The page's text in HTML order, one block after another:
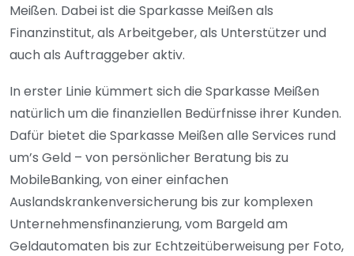
Meißen. Dabei ist die Sparkasse Meißen als
Finanzinstitut, als Arbeitgeber, als Unterstützer und
auch als Auftraggeber aktiv.
In erster Linie kümmert sich die Sparkasse Meißen
natürlich um die finanziellen Bedürfnisse ihrer Kunden.
Dafür bietet die Sparkasse Meißen alle Services rund
um’s Geld – von persönlicher Beratung bis zu
MobileBanking, von einer einfachen
Auslandskrankenversicherung bis zur komplexen
Unternehmensfinanzierung, vom Bargeld am
Geldautomaten bis zur Echtzeitüberweisung per Foto,